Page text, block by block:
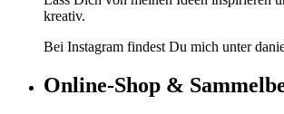
kreativ.
Bei Instagram findest Du mich unter
Online-Shop &